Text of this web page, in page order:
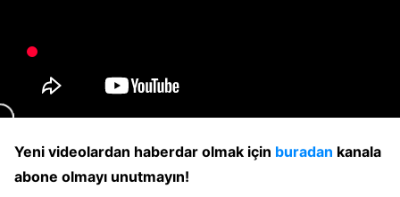
Yeni videolardan haberdar olmak için buradan kanala
abone olmayı unutmayın!